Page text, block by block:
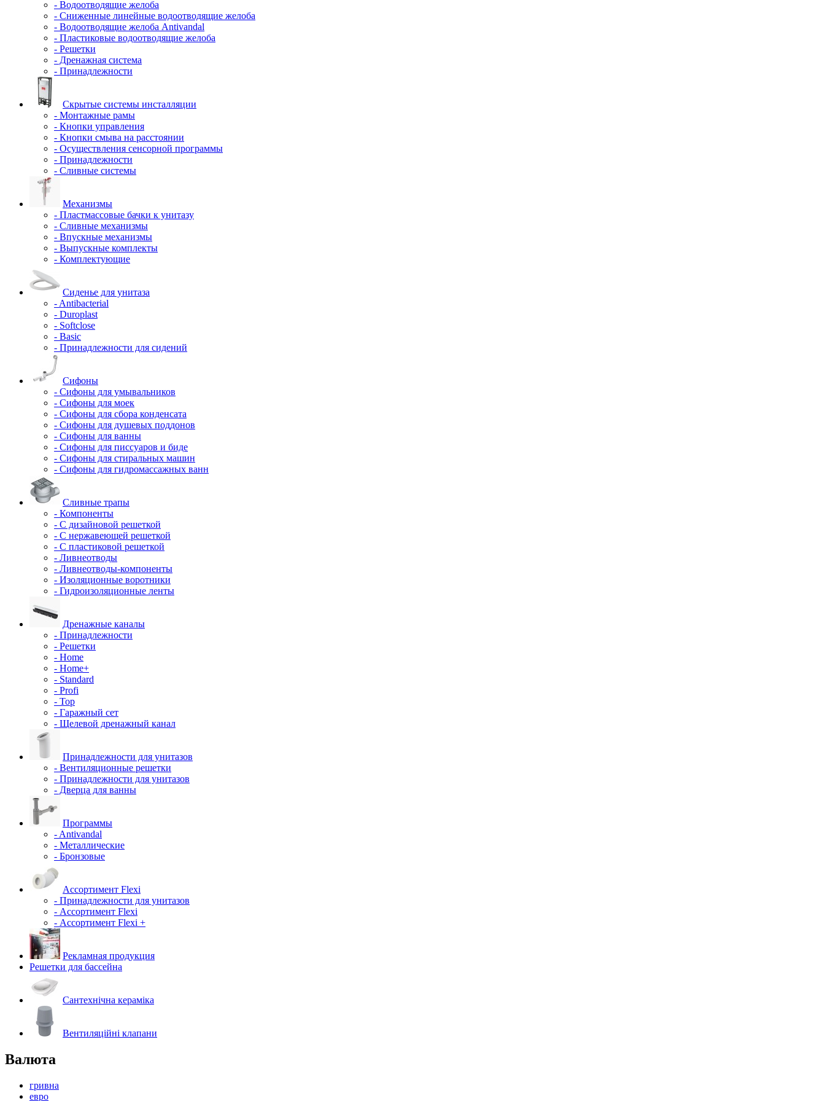
- Водоотводящие желоба
- Сниженные линейные водоотводящие желоба
- Водоотводящие желоба Antivandal
- Пластиковые водоотводящие желоба
- Решетки
- Дренажная система
- Принадлежности
Скрытые системы инсталляции
- Монтажные рамы
- Кнопки управления
- Кнопки смыва на расстоянии
- Осуществления сенсорной программы
- Принадлежности
- Сливные системы
Механизмы
- Пластмассовые бачки к унитазу
- Сливные механизмы
- Впускные механизмы
- Выпускные комплекты
- Комплектующие
Сиденье для унитаза
- Antibacterial
- Duroplast
- Softclose
- Basic
- Принадлежности для сидений
Сифоны
- Сифоны для умывальников
- Сифоны для моек
- Сифоны для сбора конденсата
- Сифоны для душевых поддонов
- Сифоны для ванны
- Сифоны для писсуаров и биде
- Сифоны для стиральных машин
- Сифоны для гидромассажных ванн
Сливные трапы
- Компоненты
- С дизайновой решеткой
- С нержавеющей решеткой
- С пластиковой решеткой
- Ливнеотводы
- Ливнеотводы-компоненты
- Изоляционные воротники
- Гидроизоляционные ленты
Дренажные каналы
- Принадлежности
- Решетки
- Home
- Home+
- Standard
- Profi
- Top
- Гаражный сет
- Щелевой дренажный канал
Принадлежности для унитазов
- Вентиляционные решетки
- Принадлежности для унитазов
- Дверца для ванны
Программы
- Antivandal
- Металлические
- Бронзовые
Ассортимент Flexi
- Принадлежности для унитазов
- Ассортимент Flexi
- Ассортимент Flexi +
Рекламная продукция
Решетки для бассейна
Сантехнічна кераміка
Вентиляційні клапани
Валюта
гривна
евро